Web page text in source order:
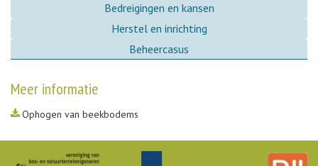
Bedreigingen en kansen
Herstel en inrichting
Beheercasus
Meer informatie
Ophogen van beekbodems